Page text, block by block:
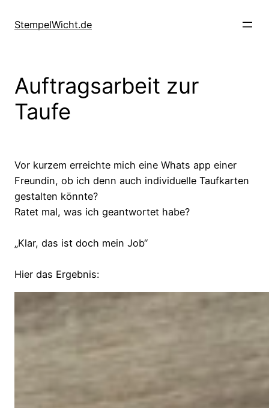
zumStempelWicht.de
Auftragsarbeit zur
Taufe
Vor kurzem erreichte mich eine Whats app einer
Freundin, ob ich denn auch individuelle Taufkarten
gestalten könnte?
Ratet mal, was ich geantwortet habe?
„Klar, das ist doch mein Job“
Hier das Ergebnis: